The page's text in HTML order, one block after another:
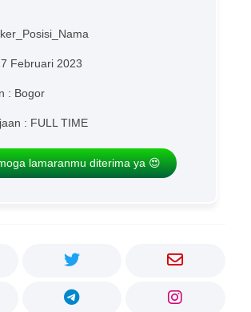
Februari 2023
: Bogor
: FULL TIME
lamaranmu diterima ya 😍